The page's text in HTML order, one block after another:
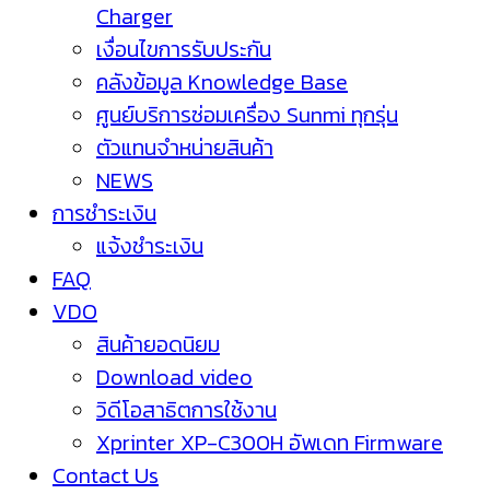
Charger
เงื่อนไขการรับประกัน
คลังข้อมูล Knowledge Base
ศูนย์บริการซ่อมเครื่อง Sunmi ทุกรุ่น
ตัวแทนจำหน่ายสินค้า
NEWS
การชำระเงิน
แจ้งชำระเงิน
FAQ
VDO
สินค้ายอดนิยม
Download video
วิดีโอสาธิตการใช้งาน
Xprinter XP-C300H อัพเดท Firmware
Contact Us